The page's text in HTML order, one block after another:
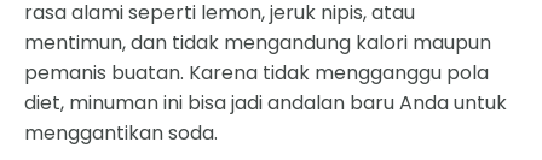
rasa alami seperti lemon, jeruk nipis, atau
mentimun, dan tidak mengandung kalori maupun
pemanis buatan. Karena tidak mengganggu pola
diet, minuman ini bisa jadi andalan baru Anda untuk
menggantikan soda.